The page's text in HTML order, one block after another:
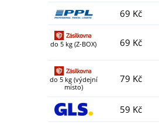
69 Kč
do 5 kg (Z-BOX) 69 Kč
do 5 kg (výdejní
místo)
79 Kč
59 Kč